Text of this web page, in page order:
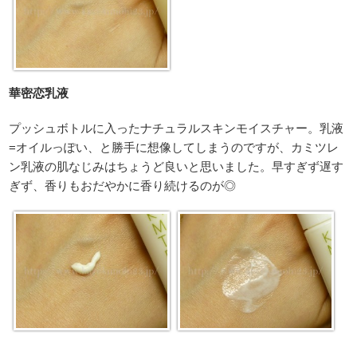
華密恋乳液
プッシュボトルに入ったナチュラルスキンモイスチャー。乳液
=オイルっぽい、と勝手に想像してしまうのですが、カミツレ
ン乳液の肌なじみはちょうど良いと思いました。早すぎず遅す
ぎず、香りもおだやかに香り続けるのが◎